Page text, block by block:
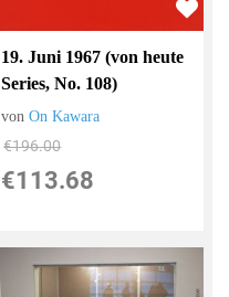
19. Juni 1967 (von heute
Series, No. 108)
vonOn Kawara
€196.00
€113.68